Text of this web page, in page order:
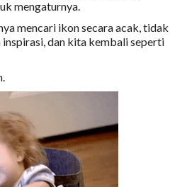
mengaturnya.
mencari ikon secara acak, tidak
inspirasi, dan kita kembali seperti